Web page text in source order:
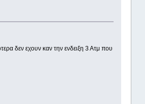
δεν εχουν καν την ενδειξη 3 Ατμ που